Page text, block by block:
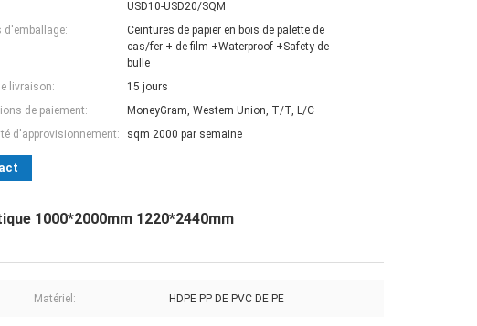
USD10-USD20/SQM
d'emballage:
Ceintures de papier en bois de palette de
cas/fer + de film +Waterproof +Safety de
bulle
livraison:
15 jours
de paiement:
MoneyGram, Western Union, T/T, L/C
d'approvisionnement:
sqm 2000 par semaine
1000*2000mm 1220*2440mm
Matériel: HDPE PP DE PVC DE PE